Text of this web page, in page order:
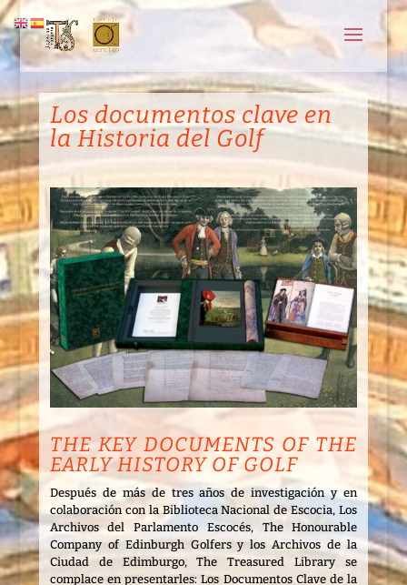
Los documentos clave en
la Historia del Golf
THE KEY DOCUMENTS OF THE
EARLY HISTORY OF GOLF
Después de más de tres años de investigación y en
colaboración con la Biblioteca Nacional de Escocia, Los
Archivos del Parlamento Escocés, The Honourable
Company of Edinburgh Golfers y los Archivos de la
Ciudad de Edimburgo, The Treasured Library se
complace en presentarles: Los Documentos Clave de la